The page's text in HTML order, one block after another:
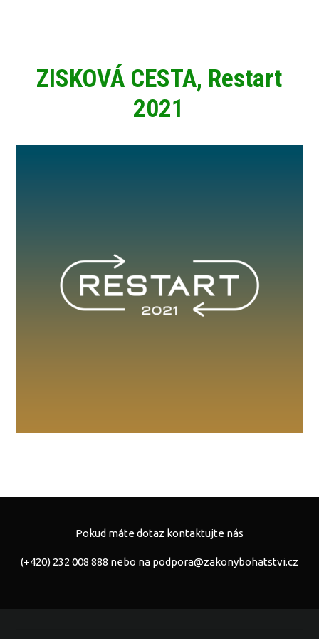
ZISKOVÁ CESTA, Restart
2021
Pokud máte dotaz kontaktujte nás
(+420) 232 008 888 nebo na podpora@zakonybohatstvi.cz